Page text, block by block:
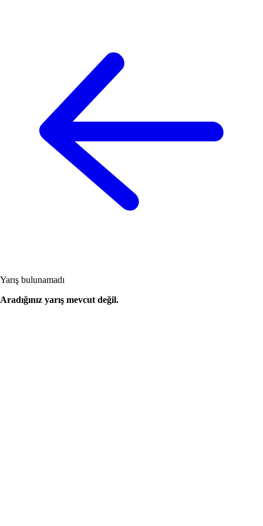
Yarış bulunamadı
Aradığınız yarış mevcut değil.